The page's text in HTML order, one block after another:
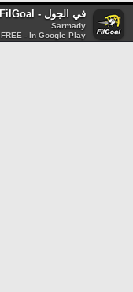
في الجول - FilGoal
Sarmady
FREE - In Google Play